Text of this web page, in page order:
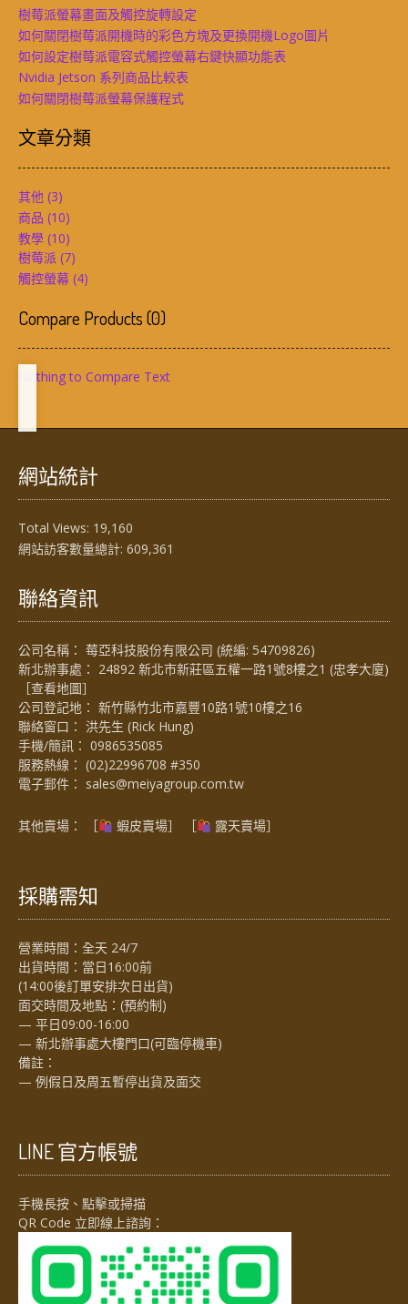
樹莓派螢幕畫面及觸控旋轉設定
如何關閉樹莓派開機時的彩色方塊及更換開機Logo圖片
如何設定樹莓派電容式觸控螢幕右鍵快顯功能表
Nvidia Jetson 系列商品比較表
如何關閉樹莓派螢幕保護程式
文章分類
其他 (3)
商品 (10)
教學 (10)
樹莓派 (7)
觸控螢幕 (4)
Compare Products(0)
Nothing to Compare Text
網站統計
Total Views: 19,160
網站訪客數量總計: 609,361
聯絡資訊
公司名稱： 莓亞科技股份有限公司 (統編: 54709826)
新北辦事處： 24892 新北市新莊區五權一路1號8樓之1 (忠孝大廈)
［查看地圖］
公司登記地： 新竹縣竹北市嘉豐10路1號10樓之16
聯絡窗口： 洪先生 (Rick Hung)
手機/簡訊： 0986535085
服務熱線： (02)22996708 #350
電子郵件： sales@meiyagroup.com.tw
其他賣場： ［ 蝦皮賣場］ ［ 露天賣場］
採購需知
營業時間：全天 24/7
出貨時間：當日16:00前
(14:00後訂單安排次日出貨)
面交時間及地點：(預約制)
— 平日09:00-16:00
— 新北辦事處大樓門口(可臨停機車)
備註：
— 例假日及周五暫停出貨及面交
LINE 官方帳號
手機長按、點擊或掃描
QR Code 立即線上諮詢：